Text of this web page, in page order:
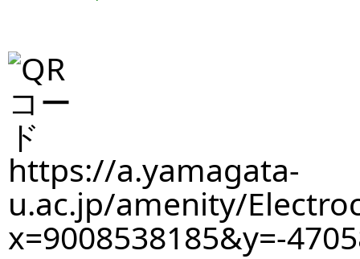
https://a.yamagata-
u.ac.jp/amenity/
x=9008538185&y=-